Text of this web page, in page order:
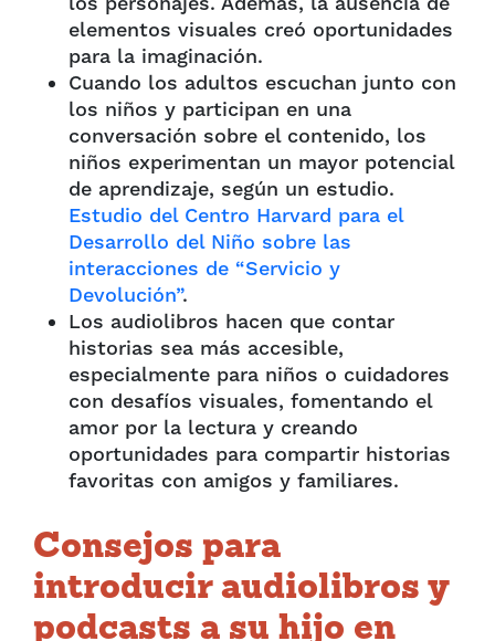
elementos visuales creó oportunidades
para la imaginación.
Cuando los adultos escuchan junto con
los niños y participan en una
conversación sobre el contenido, los
niños experimentan un mayor potencial
de aprendizaje, según un estudio.
Estudio del Centro Harvard para el
Desarrollo del Niño sobre las
interacciones de “Servicio y
Devolución”.
Los audiolibros hacen que contar
historias sea más accesible,
especialmente para niños o cuidadores
con desafíos visuales, fomentando el
amor por la lectura y creando
oportunidades para compartir historias
favoritas con amigos y familiares.
Consejos para
introducir audiolibros y
podcasts a su hijo en